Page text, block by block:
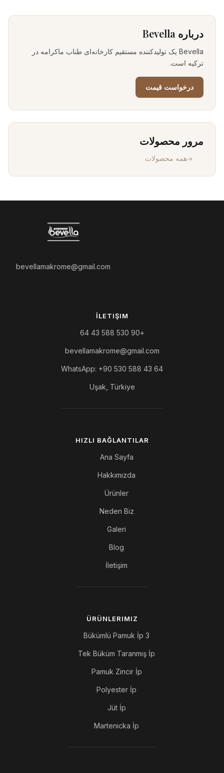
درباره Bevella
Bevella یک تولیدکننده مستقیم کارخانه‌ای طناب ماکرامه در
ترکیه است.
درخواست قیمت
مرور محصولات
همه محصولات
bevellamakrome@gmail.com
İLETIŞIM
+90 530 588 43 64
bevellamakrome@gmail.com
WhatsApp: +90 530 588 43 64
Uşak, Türkiye
HIZLI BAĞLANTILAR
Ana Sayfa
Hakkımızda
Ürünler
Neden Biz
Galeri
Blog
İletişim
ÜRÜNLERIMIZ
3 Bükümlü Pamuk İp
Tek Büküm Taranmış İp
Pamuk Zincir İp
Polyester İp
Jüt İp
Martenicka İp